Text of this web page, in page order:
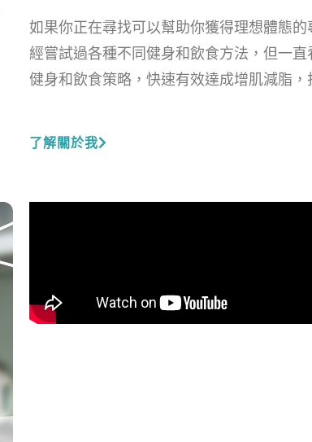
如果你正在尋找可以幫助你獲得理想體態
經嘗試過各種不同健身和飲食方法，但一
健身和飲食策略，快速有效達成增肌減脂，
了解關於我